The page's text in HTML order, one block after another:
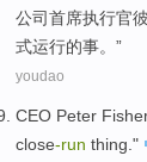
公司首席执行官
式运行的事。”
youdao
CEO Peter
close-run thing."